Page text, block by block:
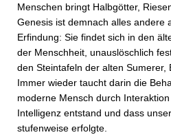
Menschen bringt Halbgötter,
Genesis ist demnach alles andere
Erfindung: Sie findet sich in den
der Menschheit, unauslöschlich
den Steintafeln der alten Sumerer,
Immer wieder taucht darin die
moderne Mensch durch
Intelligenz entstand und dass
stufenweise erfolgte.